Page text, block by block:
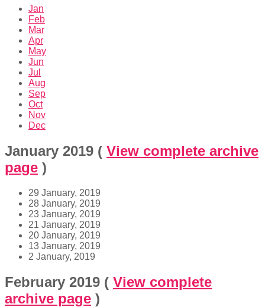
Jan
Feb
Mar
Apr
May
Jun
Jul
Aug
Sep
Oct
Nov
Dec
January 2019 ( View complete archive
page )
29 January, 2019
28 January, 2019
23 January, 2019
21 January, 2019
20 January, 2019
13 January, 2019
2 January, 2019
February 2019 ( View complete
archive page )